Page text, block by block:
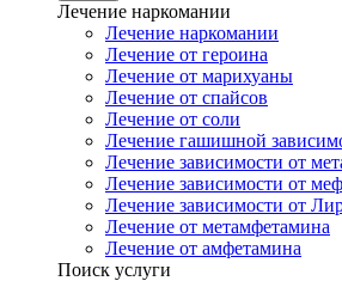
Лечение наркомании
Лечение наркомании
Лечение от героина
Лечение от марихуаны
Лечение от спайсов
Лечение от соли
Лечение гашишной
Лечение зависимости от
Лечение зависимости от
Лечение зависимости от
Лечение от метамфетамина
Лечение от амфетамина
Поиск услуги